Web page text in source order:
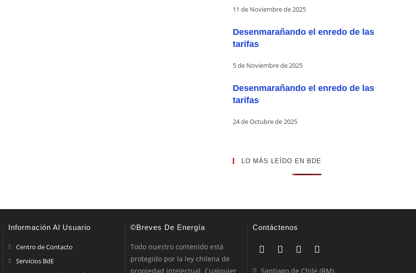
11 de Noviembre de 2025
Desenmarañando el enredo de las
tarifas
5 de Noviembre de 2025
Desenmarañando el enredo de las
tarifas
24 de Octubre de 2025
LO MÁS LEÍDO EN BDE
Información Al Usuario
Centro de Contacto
Servicios BdE
©Breves De Energía
Todo nuestro contenido está
protegido por la ley chilena de
propiedad intelectual. Cualquier
Contáctenos
Santiago de Chile (RM).